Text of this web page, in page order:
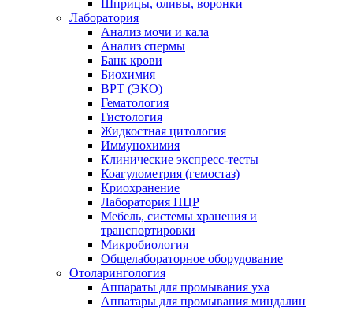
Шприцы, оливы, воронки
Лаборатория
Анализ мочи и кала
Анализ спермы
Банк крови
Биохимия
ВРТ (ЭКО)
Гематология
Гистология
Жидкостная цитология
Иммунохимия
Клинические экспресс-тесты
Коагулометрия (гемостаз)
Криохранение
Лаборатория ПЦР
Мебель, системы хранения и
транспортировки
Микробиология
Общелабораторное оборудование
Отоларингология
Аппараты для промывания уха
Аппатары для промывания миндалин